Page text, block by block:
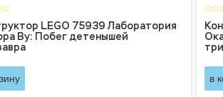
LEGO 75939 Лаборатория
Ву: Побег детенышей
в